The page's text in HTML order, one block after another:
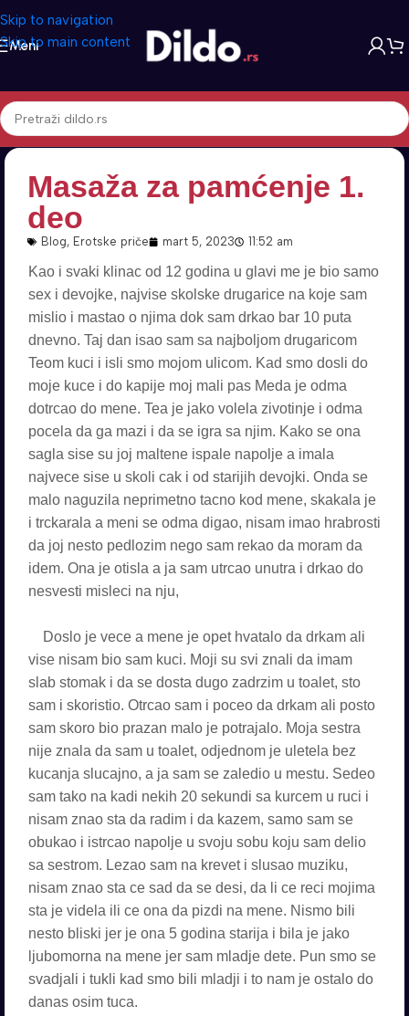
Skip to navigation
Skip to main content
Meni
Masaža za pamćenje 1.
deo
Blog, Erotske priče mart 5, 2023 11:52 am
Kao i svaki klinac od 12 godina u glavi me je bio samo
sex i devojke, najvise skolske drugarice na koje sam
mislio i mastao o njima dok sam drkao bar 10 puta
dnevno. Taj dan isao sam sa najboljom drugaricom
Teom kuci i isli smo mojom ulicom. Kad smo dosli do
moje kuce i do kapije moj mali pas Meda je odma
dotrcao do mene. Tea je jako volela zivotinje i odma
pocela da ga mazi i da se igra sa njim. Kako se ona
sagla sise su joj maltene ispale napolje a imala
najvece sise u skoli cak i od starijih devojki. Onda se
malo naguzila neprimetno tacno kod mene, skakala je
i trckarala a meni se odma digao, nisam imao hrabrosti
da joj nesto pedlozim nego sam rekao da moram da
idem. Ona je otisla a ja sam utrcao unutra i drkao do
nesvesti misleci na nju,
Doslo je vece a mene je opet hvatalo da drkam ali
vise nisam bio sam kuci. Moji su svi znali da imam
slab stomak i da se dosta dugo zadrzim u toalet, sto
sam i skoristio. Otrcao sam i poceo da drkam ali posto
sam skoro bio prazan malo je potrajalo. Moja sestra
nije znala da sam u toalet, odjednom je uletela bez
kucanja slucajno, a ja sam se zaledio u mestu. Sedeo
sam tako na kadi nekih 20 sekundi sa kurcem u ruci i
nisam znao sta da radim i da kazem, samo sam se
obukao i istrcao napolje u svoju sobu koju sam delio
sa sestrom. Lezao sam na krevet i slusao muziku,
nisam znao sta ce sad da se desi, da li ce reci mojima
sta je videla ili ce ona da pizdi na mene. Nismo bili
nesto bliski jer je ona 5 godina starija i bila je jako
ljubomorna na mene jer sam mladje dete. Pun smo se
svadjali i tukli kad smo bili mladji i to nam je ostalo do
danas osim tuca.